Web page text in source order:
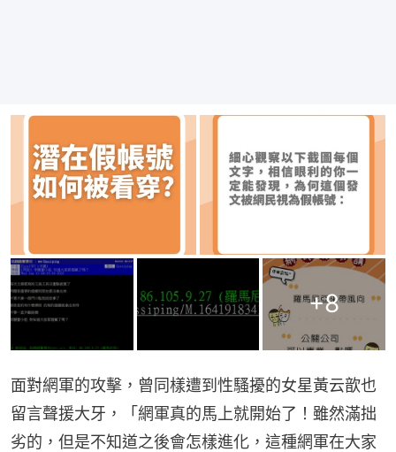
+8
面對網軍的攻擊，曾同樣遭到性騷擾的女星黃云歆也
留言聲援大牙，「網軍真的馬上就開始了！雖然滿拙
劣的，但是不知道之後會怎樣進化，這種網軍在大家